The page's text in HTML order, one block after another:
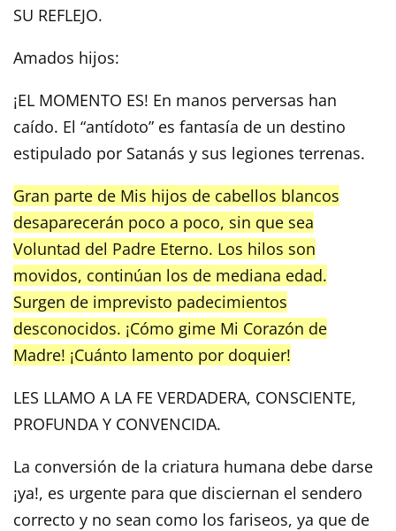
SU REFLEJO.
Amados hijos:
¡EL MOMENTO ES! En manos perversas han
caído. El “antídoto” es fantasía de un destino
estipulado por Satanás y sus legiones terrenas.
Gran parte de Mis hijos de cabellos blancos
desaparecerán poco a poco, sin que sea
Voluntad del Padre Eterno. Los hilos son
movidos, continúan los de mediana edad.
Surgen de imprevisto padecimientos
desconocidos. ¡Cómo gime Mi Corazón de
Madre! ¡Cuánto lamento por doquier!
LES LLAMO A LA FE VERDADERA, CONSCIENTE,
PROFUNDA Y CONVENCIDA.
La conversión de la criatura humana debe darse
¡ya!, es urgente para que disciernan el sendero
correcto y no sean como los fariseos, ya que de